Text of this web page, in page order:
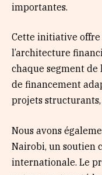
importantes.
Cette initiative offre
l’architecture
chaque segment de
de financement
projets structurants,
Nous avons
Nairobi, un soutien
internationale. Le